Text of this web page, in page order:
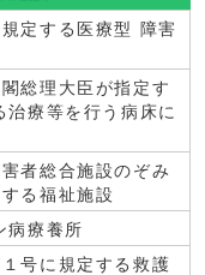
定する医療型 障害
総理大臣が指定す
療等を行う病床に
者総合施設のぞみ
る福祉施設
病療養所
号に規定する救護